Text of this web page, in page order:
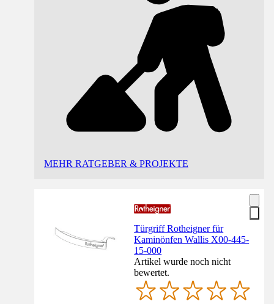
MEHR RATGEBER & PROJEKTE
Türgriff Rotheigner für
Kaminönfen Wallis X00-445-
15-000
Artikel wurde noch nicht
bewertet.